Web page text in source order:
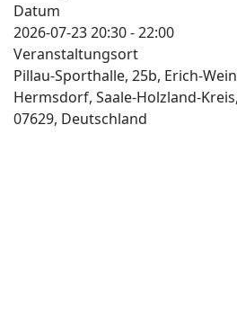
Datum
2026-07-2320:30-22:00
Veranstaltungsort
Pillau-Sporthalle, 25b, Erich-
Hermsdorf, Saale-Holzland-
07629, Deutschland